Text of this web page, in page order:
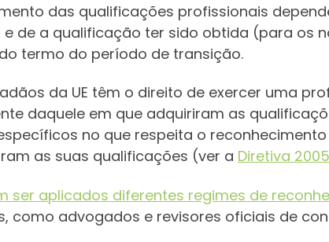
das qualificações profissionais
e de a qualificação ter sido obtida (para os
termo do período de transição.
da UE têm o direito de exercer uma
daquele em que adquiriram as
no que respeita o
as suas qualificações (ver a Diretiva
ser aplicados diferentes regimes de
como advogados e revisores oficiais de